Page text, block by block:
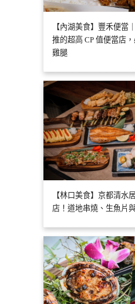
【內湖美食】豐禾便當
推的超高 CP 值便當店
雞腿
【林口美食】京都清水
店！道地串燒、生魚片